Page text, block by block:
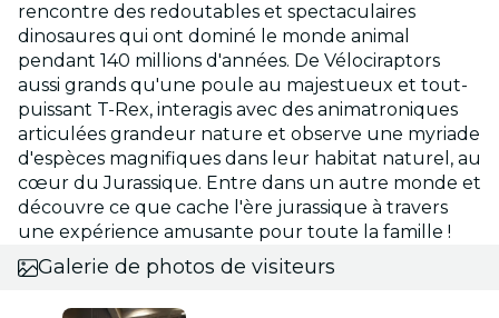
rencontre des redoutables et spectaculaires
dinosaures qui ont dominé le monde animal
pendant 140 millions d'années. De Vélociraptors
aussi grands qu'une poule au majestueux et tout-
puissant T-Rex, interagis avec des animatroniques
articulées grandeur nature et observe une myriade
d'espèces magnifiques dans leur habitat naturel, au
cœur du Jurassique. Entre dans un autre monde et
découvre ce que cache l'ère jurassique à travers
une expérience amusante pour toute la famille !
Galerie de photos de visiteurs